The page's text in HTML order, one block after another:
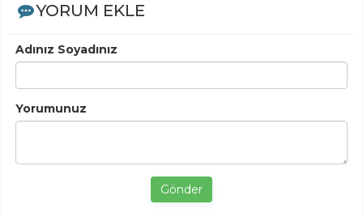
YORUM EKLE
Adınız Soyadınız
Yorumunuz
Gönder